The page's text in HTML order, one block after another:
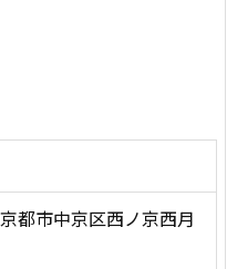
都市中京区西ノ京西月